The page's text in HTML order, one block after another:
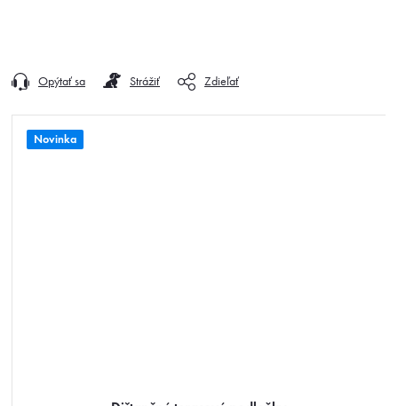
Opýtať sa Strážiť Zdieľať
Novinka